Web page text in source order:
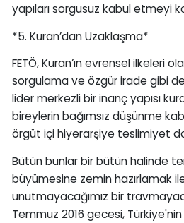
yapıları sorgusuz kabul etmeyi
*5. Kuran’dan Uzaklaşma*
FETÖ, Kuran’ın evrensel ilkeleri
sorgulama ve özgür irade gibi
lider merkezli bir inanç yapısı
bireylerin bağımsız düşünme
örgüt içi hiyerarşiye teslimiyet
Bütün bunlar bir bütün halinde
büyümesine zemin hazırlamak
unutmayacağımız bir
Temmuz 2016 gecesi,